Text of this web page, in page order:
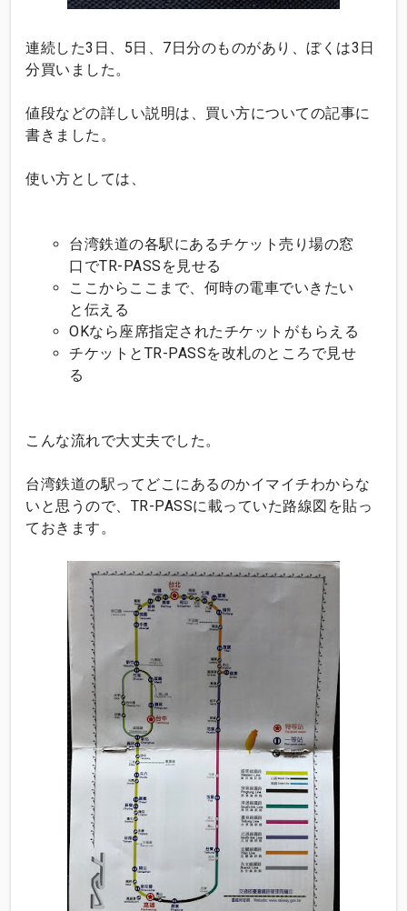
連続した3日、5日、7日分のものがあり、ぼくは3日
分買いました。
値段などの詳しい説明は、買い方についての記事に
書きました。
使い方としては、
台湾鉄道の各駅にあるチケット売り場の窓
口でTR-PASSを見せる
ここからここまで、何時の電車でいきたい
と伝える
OKなら座席指定されたチケットがもらえる
チケットとTR-PASSを改札のところで見せ
る
こんな流れで大丈夫でした。
台湾鉄道の駅ってどこにあるのかイマイチわからな
いと思うので、TR-PASSに載っていた路線図を貼っ
ておきます。